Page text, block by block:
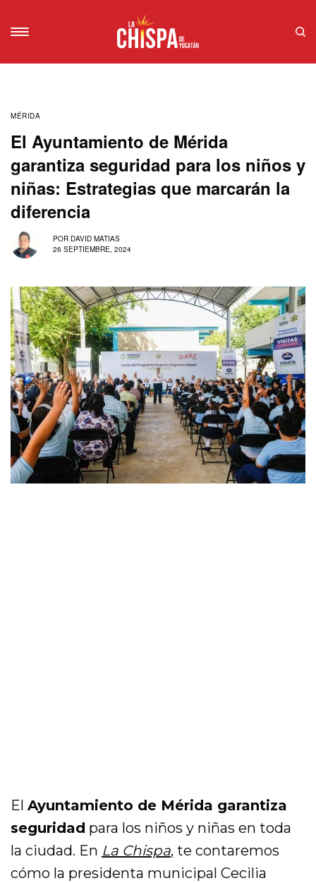
MÉRIDA
El Ayuntamiento de Mérida
garantiza seguridad para los niños y
niñas: Estrategias que marcarán la
diferencia
POR DAVID MATIAS
26 SEPTIEMBRE, 2024
ElAyuntamiento de Mérida garantiza
seguridad para los niños y niñas en toda
la ciudad. En La Chispa, te contaremos
cómo la presidenta municipal Cecilia